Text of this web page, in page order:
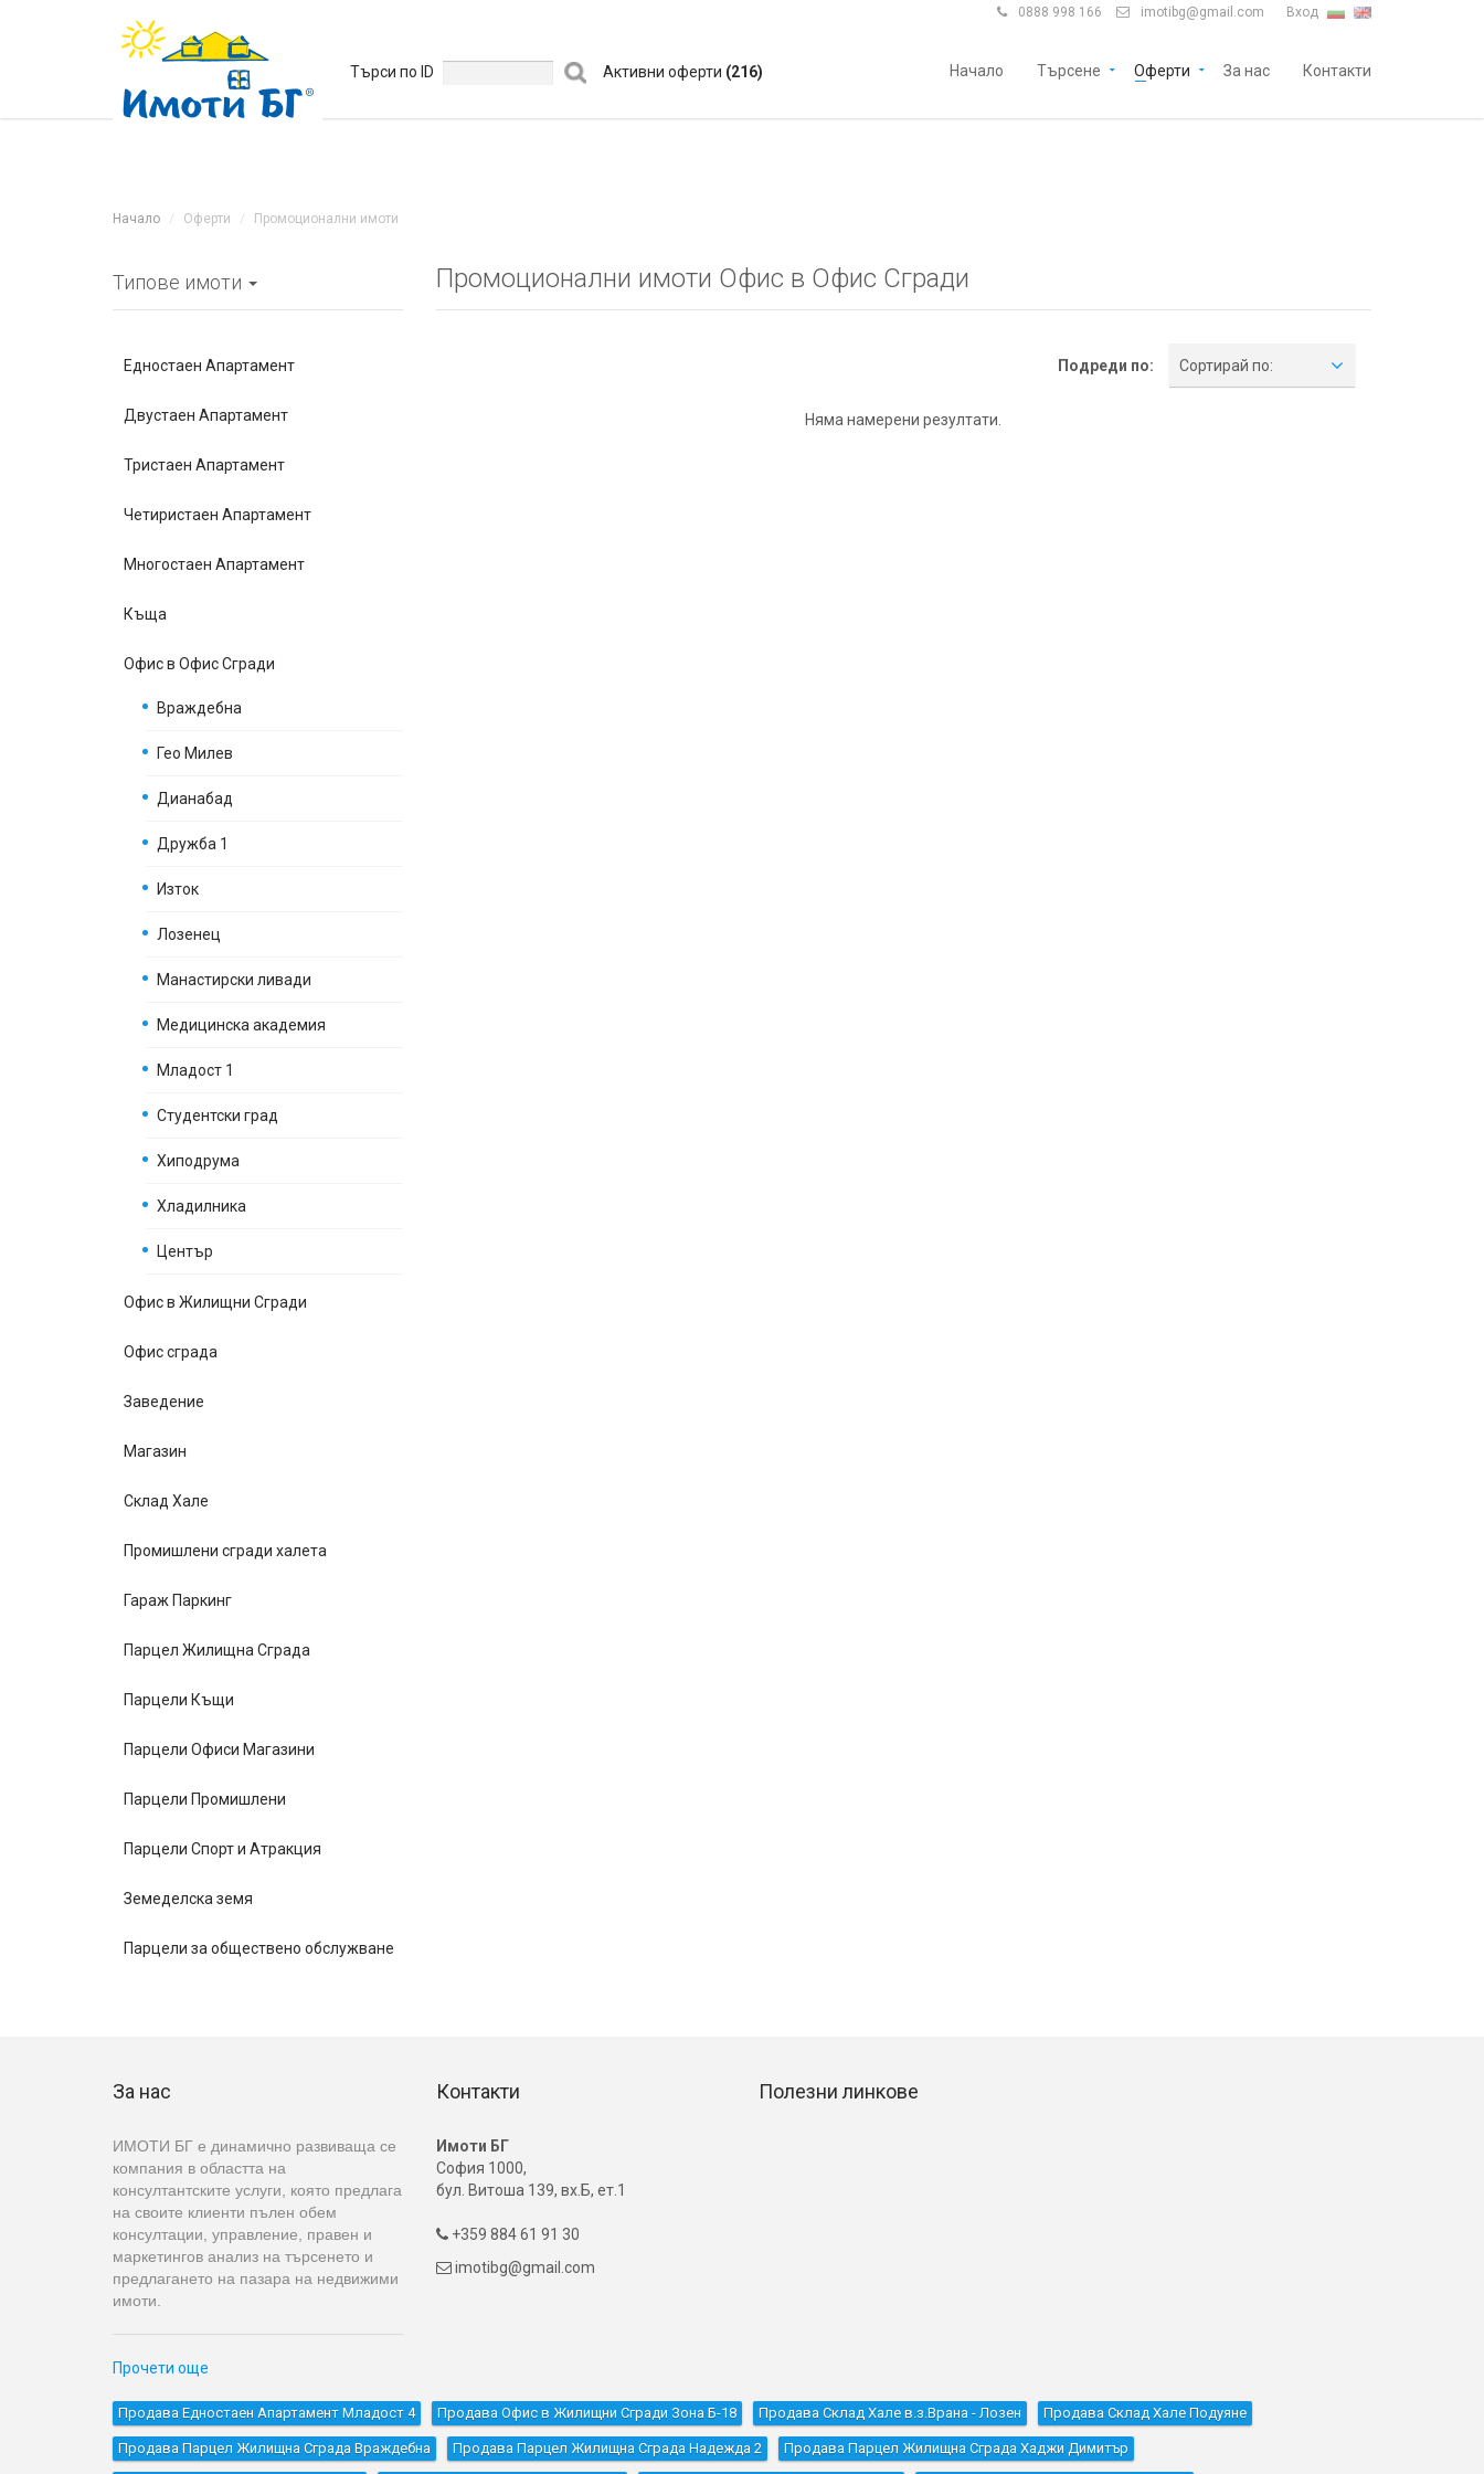
 0888 998 166  imotibg@gmail.com Вход
Търси по ID Активни оферти (216) Начало Търсене Оферти За нас Контакти
Начало Оферти Промоционални имоти
Типове имоти
Едностаен Апартамент
Двустаен Апартамент
Тристаен Апартамент
Четиристаен Апартамент
Многостаен Апартамент
Къщa
Офис в Офис Сгради
Враждебна
Гео Милев
Дианабад
Дружба 1
Изток
Лозенец
Манастирски ливади
Медицинска академия
Младост 1
Студентски град
Хиподрума
Хладилника
Център
Офис в Жилищни Сгради
Офис сграда
Заведение
Магазин
Склад Хале
Промишлени сгради халета
Гараж Паркинг
Парцел Жилищна Сграда
Парцели Къщи
Парцели Офиси Магазини
Парцели Промишлени
Парцели Спорт и Атракция
Земеделска земя
Парцели за обществено обслужване
Промоционални имоти Офис в Офис Сгради
Подреди по: Сортирай по:
Няма намерени резултати.
За нас
ИМОТИ БГ е динамично развиваща се
компания в областта на
консултантските услуги, която предлага
на своите клиенти пълен обем
консултации, управление, правен и
маркетингов анализ на търсенето и
предлагането на пазара на недвижими
имоти.
Прочети още
Контакти
Имоти БГ
София 1000,
бул. Витоша 139, вх.Б, ет.1
+359 884 61 91 30
 imotibg@gmail.com
Полезни линкове
Продава Едностаен Апартамент Младост 4 Продава Офис в Жилищни Сгради Зона Б-18 Продава Склад Хале в.з.Врана - Лозен Продава Склад Хале Подуяне
Продава Парцел Жилищна Сграда Враждебна Продава Парцел Жилищна Сграда Надежда 2 Продава Парцел Жилищна Сграда Хаджи Димитър